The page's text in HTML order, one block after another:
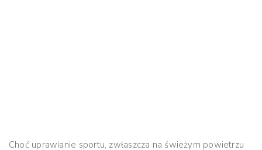
Choć uprawianie sportu, zwłaszcza na świeżym powietrzu